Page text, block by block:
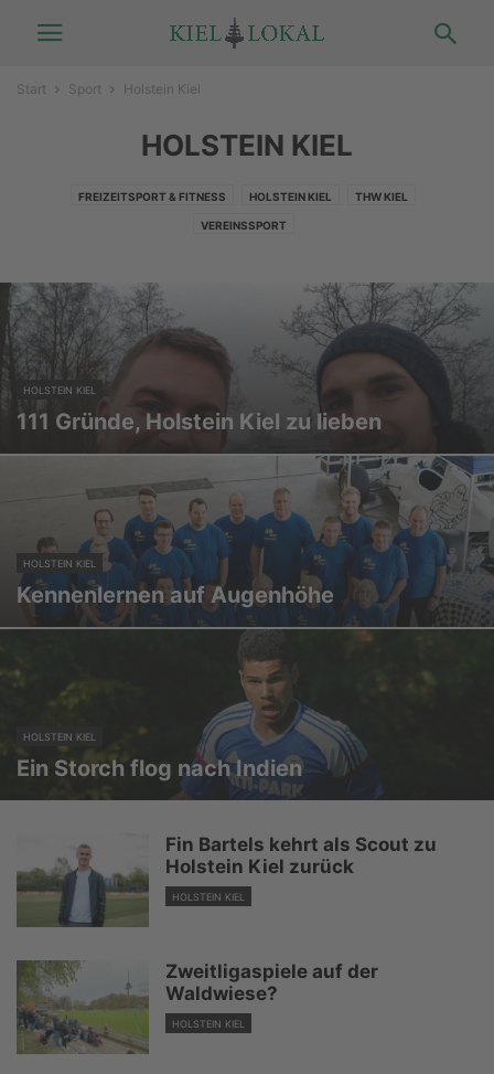
Start Sport Holstein Kiel
HOLSTEIN KIEL
FREIZEITSPORT & FITNESS HOLSTEIN KIEL THW KIEL
VEREINSSPORT
HOLSTEIN KIEL
111 Gründe, Holstein Kiel zu lieben
HOLSTEIN KIEL
Kennenlernen auf Augenhöhe
HOLSTEIN KIEL
Ein Storch flog nach Indien
Fin Bartels kehrt als Scout zu
Holstein Kiel zurück
HOLSTEIN KIEL
Zweitligaspiele auf der
Waldwiese?
HOLSTEIN KIEL